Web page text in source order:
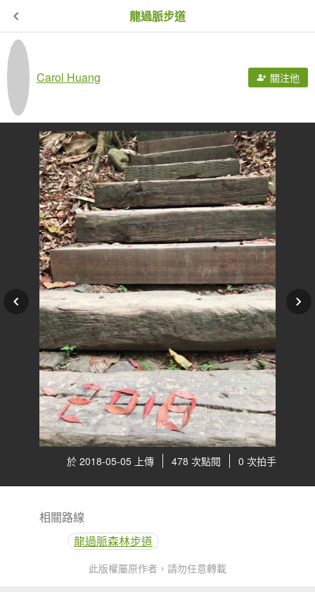
龍過脈步道
Carol Huang 關注他
於 2018-05-05 上傳 478 次點閱 0 次拍手
相關路線
龍過脈森林步道
此版權屬原作者，請勿任意轉載